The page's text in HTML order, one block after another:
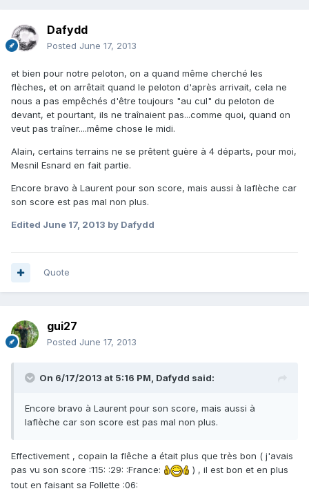
Dafydd
Posted June 17, 2013
et bien pour notre peloton, on a quand même cherché les
flèches, et on arrêtait quand le peloton d'après arrivait, cela ne
nous a pas empêchés d'être toujours "au cul" du peloton de
devant, et pourtant, ils ne traînaient pas...comme quoi, quand on
veut pas traîner....même chose le midi.
Alain, certains terrains ne se prêtent guère à 4 départs, pour moi,
Mesnil Esnard en fait partie.
Encore bravo à Laurent pour son score, mais aussi à laflèche car
son score est pas mal non plus.
Edited June 17, 2013 by Dafydd
Quote
gui27
Posted June 17, 2013
On 6/17/2013 at 5:16 PM, Dafydd said:
Encore bravo à Laurent pour son score, mais aussi à
laflèche car son score est pas mal non plus.
Effectivement , copain la flêche a était plus que très bon ( j'avais
pas vu son score :115: :29: :France:
) , il est bon et en plus
tout en faisant sa Follette :06: